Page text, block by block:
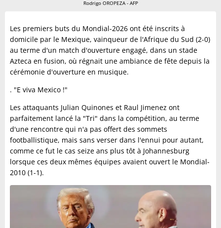
Rodrigo OROPEZA - AFP
Les premiers buts du Mondial-2026 ont été inscrits à
domicile par le Mexique, vainqueur de l'Afrique du Sud (2-0)
au terme d'un match d'ouverture engagé, dans un stade
Azteca en fusion, où régnait une ambiance de fête depuis la
cérémonie d'ouverture en musique.
. "E viva Mexico !"
Les attaquants Julian Quinones et Raul Jimenez ont
parfaitement lancé la "Tri" dans la compétition, au terme
d'une rencontre qui n'a pas offert des sommets
footballistique, mais sans verser dans l'ennui pour autant,
comme ce fut le cas seize ans plus tôt à Johannesburg
lorsque ces deux mêmes équipes avaient ouvert le Mondial-
2010 (1-1).